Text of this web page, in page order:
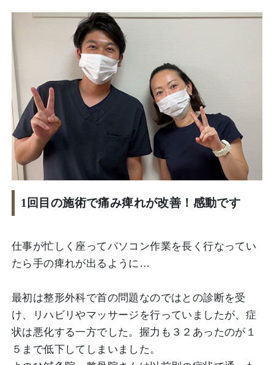
1回目の施術で痛み痺れが改善！感動です
仕事が忙しく座ってパソコン作業を長く行なってい
たら手の痺れが出るように…
最初は整形外科で首の問題なのではとの診断を受
け、リハビリやマッサージを行っていましたが、症
状は悪化する一方でした。握力も３２あったのが１
５まで低下してしまいました。